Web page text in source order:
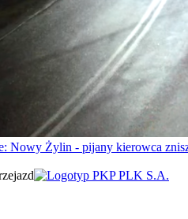
Nowy Żylin - pijany kierowca